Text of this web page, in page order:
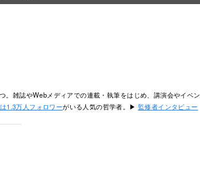
雑誌やWebメディアでの連載・執筆をはじめ、講演会やイベン
1.3万人フォロワーがいる人気の哲学者。▶ 監修者インタビュー